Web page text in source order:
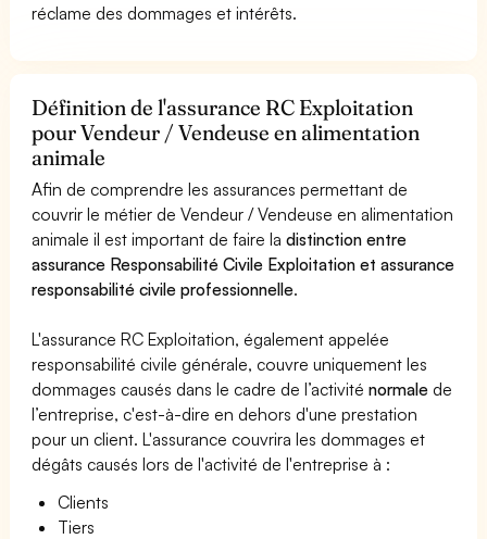
réclame des dommages et intérêts.
Définition de l'assurance RC Exploitation
pour Vendeur / Vendeuse en alimentation
animale
Afin de comprendre les assurances permettant de
couvrir le métier de Vendeur / Vendeuse en alimentation
animale il est important de faire ladistinction entre
assurance Responsabilité Civile Exploitation et assurance
responsabilité civile professionnelle.
L'assurance RC Exploitation, également appelée
responsabilité civile générale, couvre uniquement les
dommages causés dans le cadre de l’activiténormale de
l’entreprise, c'est-à-dire en dehors d'une prestation
pour un client. L'assurance couvrira les dommages et
dégâts causés lors de l'activité de l'entreprise à :
Clients
Tiers